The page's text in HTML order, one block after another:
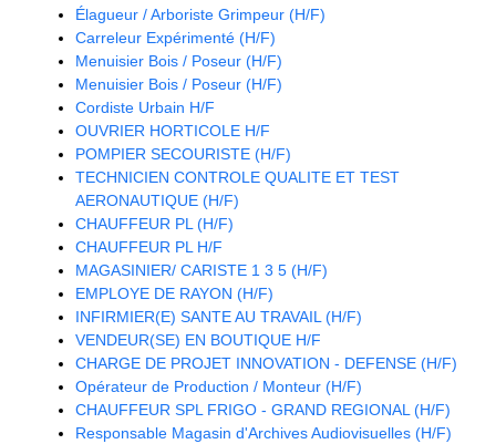
Élagueur / Arboriste Grimpeur (H/F)
Carreleur Expérimenté (H/F)
Menuisier Bois / Poseur (H/F)
Menuisier Bois / Poseur (H/F)
Cordiste Urbain H/F
OUVRIER HORTICOLE H/F
POMPIER SECOURISTE (H/F)
TECHNICIEN CONTROLE QUALITE ET TEST
AERONAUTIQUE (H/F)
CHAUFFEUR PL (H/F)
CHAUFFEUR PL H/F
MAGASINIER/ CARISTE 1 3 5 (H/F)
EMPLOYE DE RAYON (H/F)
INFIRMIER(E) SANTE AU TRAVAIL (H/F)
VENDEUR(SE) EN BOUTIQUE H/F
CHARGE DE PROJET INNOVATION - DEFENSE (H/F)
Opérateur de Production / Monteur (H/F)
CHAUFFEUR SPL FRIGO - GRAND REGIONAL (H/F)
Responsable Magasin d'Archives Audiovisuelles (H/F)